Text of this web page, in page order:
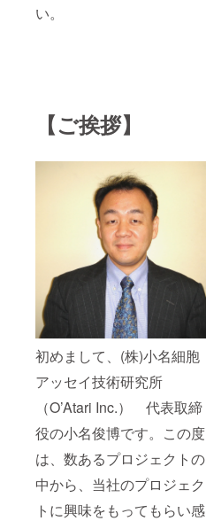
い。
【ご挨拶】
初めまして、(株)小名細胞
アッセイ技術研究所
（O’Atari Inc.） 代表取締
役の小名俊博です。この度
は、数あるプロジェクトの
中から、当社のプロジェク
トに興味をもってもらい感